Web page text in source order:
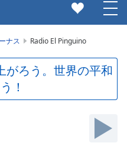
ナス Radio El Pinguino
がろう。世界の平和
！